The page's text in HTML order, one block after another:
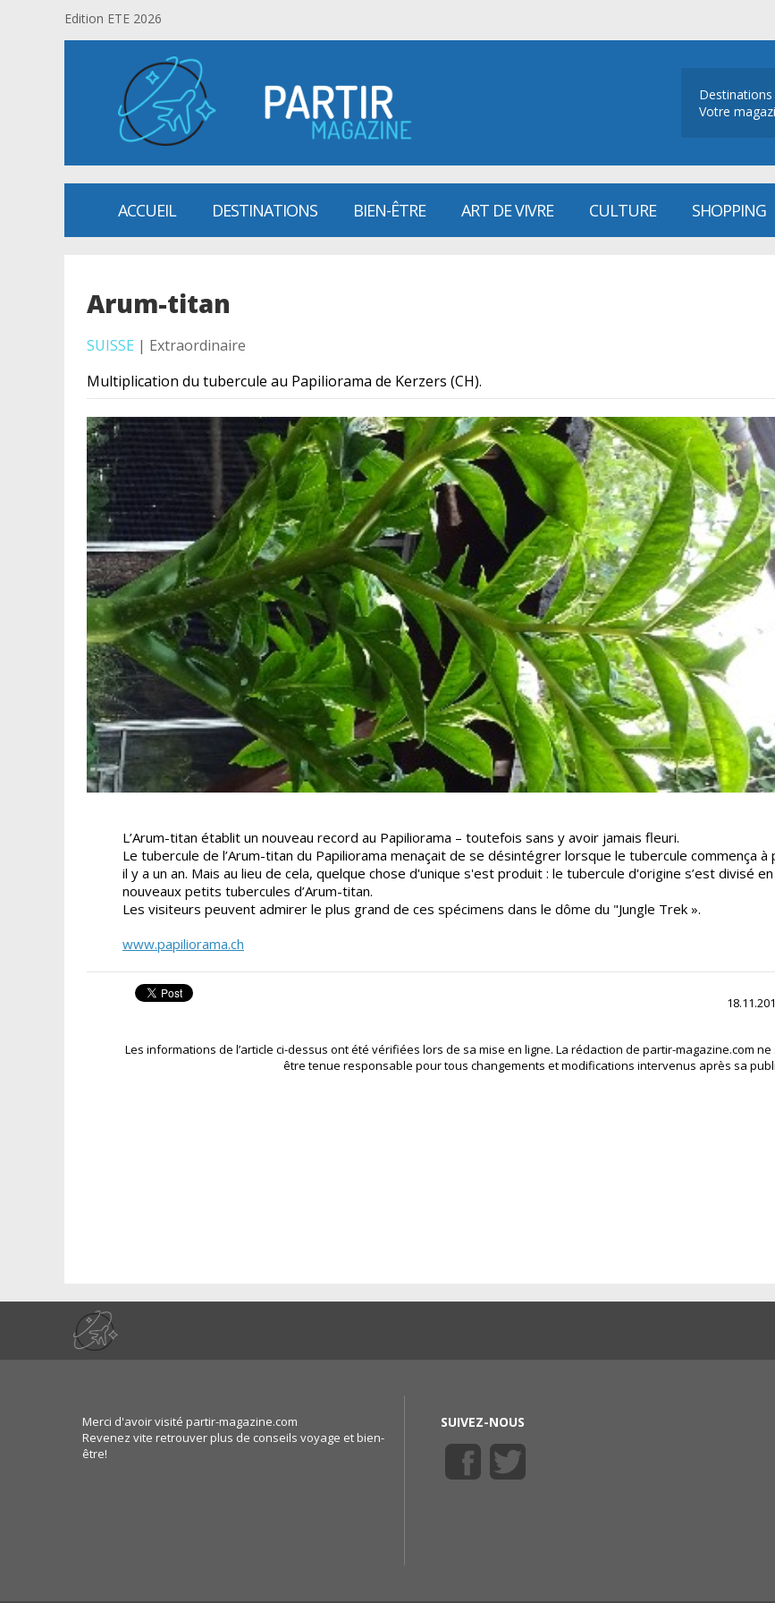
Edition ETE 2026
Destinations
Votre
ACCUEIL DESTINATIONS BIEN-ÊTRE ART DE VIVRE CULTURE SHOPPING
Arum-titan
SUISSE | Extraordinaire
Multiplication du tubercule au Papiliorama de Kerzers (CH).
L’Arum-titan établit un nouveau record au Papiliorama – toutefois sans y avoir jamais fleuri.
Le tubercule de l’Arum-titan du Papiliorama menaçait de se désintégrer lorsque le tubercule commença à
il y a un an. Mais au lieu de cela, quelque chose d'unique s'est produit : le tubercule d'origine s’est divisé
nouveaux petits tubercules d’Arum-titan.
Les visiteurs peuvent admirer le plus grand de ces spécimens dans le dôme du "Jungle Trek ».
www.papiliorama.ch
Les informations de l’article ci-dessus ont été vérifiées lors de sa mise en ligne. La rédaction de partir-magazine.com
être tenue responsable pour tous changements et modifications intervenus après sa
Merci d'avoir visité partir-magazine.com
Revenez vite retrouver plus de conseils voyage et bien-
être!
SUIVEZ-NOUS